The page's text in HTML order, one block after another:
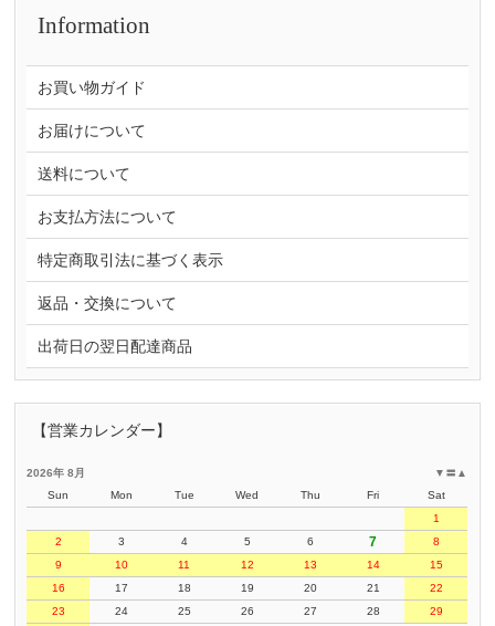
Information
お買い物ガイド
お届けについて
送料について
お支払方法について
特定商取引法に基づく表示
返品・交換について
出荷日の翌日配達商品
【営業カレンダー】
▲
〓
▼
2026年 8月
Sun
Mon Tue Wed Thu Fri
Sat
1
2
3 4 5 6 7
8
9
10 11 12 13 14
15
16
17 18 19 20 21
22
23
24 25 26 27 28
29